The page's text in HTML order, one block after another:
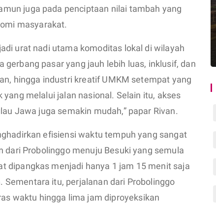
juga pada penciptaan nilai tambah yang
masyarakat.
urat nadi utama komoditas lokal di wilayah
gerbang pasar yang jauh lebih luas, inklusif, dan
hingga industri kreatif UMKM setempat yang
melalui jalan nasional. Selain itu, akses
Jawa juga semakin mudah,” papar Rivan.
efisiensi waktu tempuh yang sangat
Probolinggo menuju Besuki yang semula
dipangkas menjadi hanya 1 jam 15 menit saja
itu, perjalanan dari Probolinggo
waktu hingga lima jam diproyeksikan